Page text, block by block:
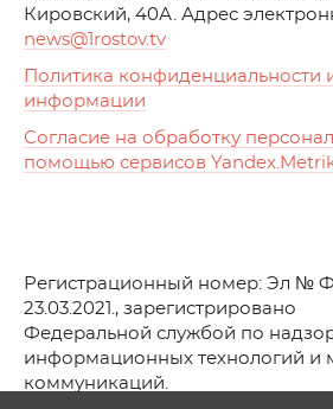
Кировский, 40А. Адрес
news@1rostov.tv
Политика конфиденциальности
информации
Согласие на обработку
помощью сервисов
Регистрационный номер: Эл №
23.03.2021., зарегистрировано
Федеральной службой по
информационных технологий и
коммуникаций.